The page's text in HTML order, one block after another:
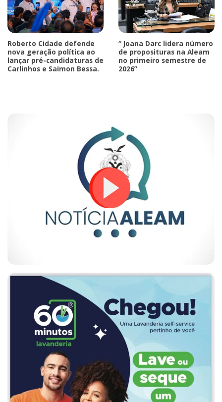
Roberto Cidade defende
nova geração política ao
lançar pré-candidaturas de
Carlinhos e Saimon Bessa.
“ Joana Darc lidera número
de proposituras na Aleam
no primeiro semestre de
2026”